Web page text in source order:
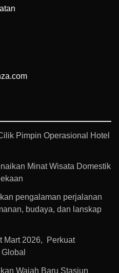
Pimpin Operasional Hotel
Minat Wisata Domestik
pengalaman perjalanan
budaya, dan lanskap
Mart 2026, Perkuat
Wajah Baru Stasiun